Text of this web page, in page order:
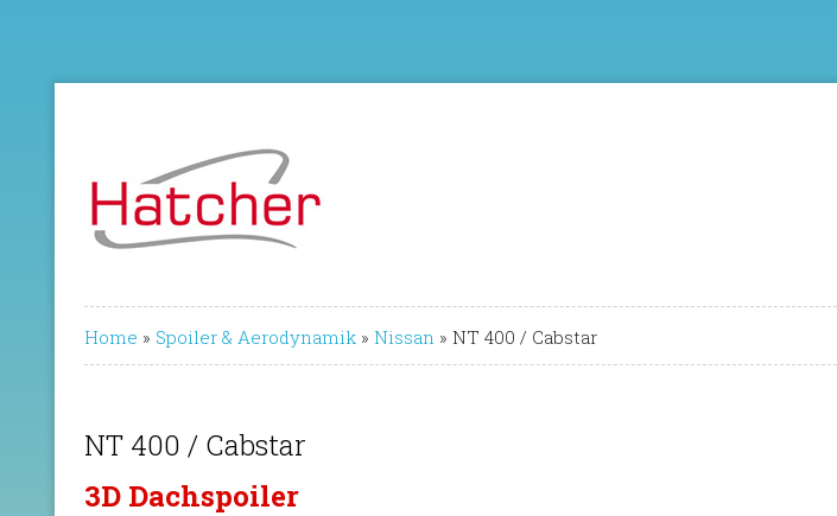
Home » Spoiler & Aerodynamik» Nissan » NT 400 / Cabstar
NT 400 / Cabstar
3D Dachspoiler